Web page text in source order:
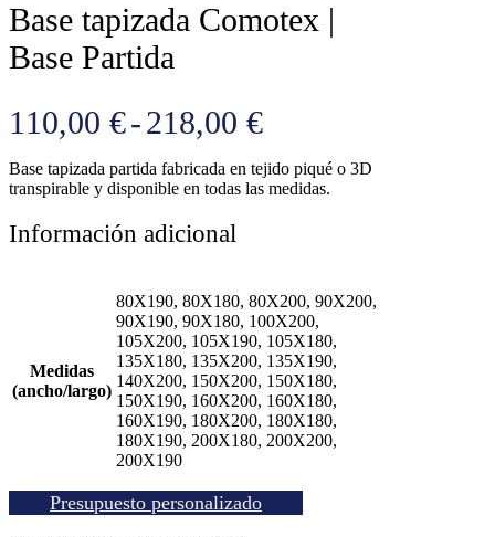
Base tapizada Comotex |
Base Partida
110,00 €-218,00 €Rango
de
precios:
hasta
218,00 €
Base tapizada partida fabricada en tejido piqué o 3D
transpirable y disponible en todas las medidas.
Información adicional
Medidas
(ancho/largo)
80X190, 80X180, 80X200, 90X200,
90X190, 90X180, 100X200,
105X200, 105X190, 105X180,
135X180, 135X200, 135X190,
140X200, 150X200, 150X180,
150X190, 160X200, 160X180,
160X190, 180X200, 180X180,
180X190, 200X180, 200X200,
200X190
Presupuesto personalizado